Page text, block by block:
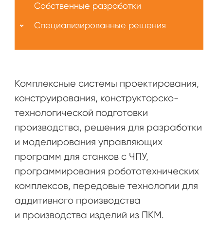
Комплексные системы проектирования,
конструирования, конструкторско-
технологической подготовки
производства, решения для разработки
и моделирования управляющих
программ для станков с ЧПУ,
программирования робототехнических
комплексов, передовые технологии для
аддитивного производства
и производства изделий из ПКМ.
Собственные разработки
Специализированные решения